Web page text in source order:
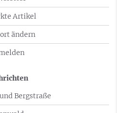
Artikel
ändern
Bergstraße